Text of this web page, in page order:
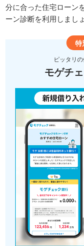
分に合った住宅ローン
ーン診断を利用しましょ
特
ピッタリ
モゲチ